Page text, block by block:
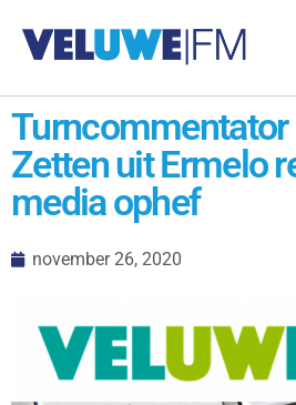
Turncommentator
Zetten uit Ermelo
media ophef
november 26, 2020